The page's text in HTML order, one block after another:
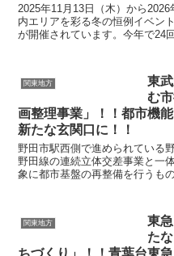
2025年11月13日（木）から
内エリアを彩る冬の恒例イベン
が開催されています。今年で24
関東地方
東
む
画整理事業」！！都市機
新たな玄関口に！！
野田市駅西側で進められている
野田線の連続立体交差事業と一
象に都市基盤の再整備を行うも
関東地方
東
た
ちづくり」！！青葉台東